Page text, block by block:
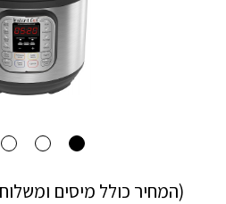
(המחיר כולל מיסים